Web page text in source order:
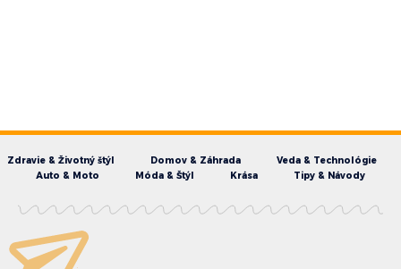
Zdravie & Životný štýl Domov & Záhrada
Veda & Technológie
Auto & Moto
Móda & Štýl Krása Tipy & Návody